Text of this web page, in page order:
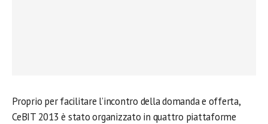
Proprio per facilitare l’incontro della domanda e offerta,
CeBIT 2013 è stato organizzato in quattro piattaforme